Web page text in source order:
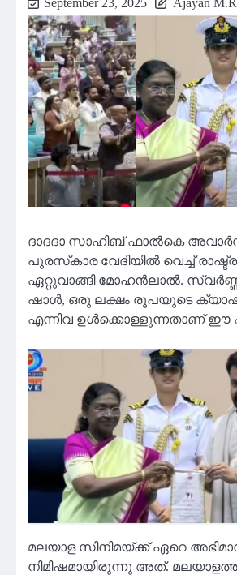
September 23, 2025 Ajayan M.R
ദാദദാ സാഹിബ് ഫാൽകെ
പുരസ്‌കാര വേദിയിൽ വെച്ച്
ഏറ്റുവാങ്ങി മോഹൻലാൽ. സ്വർണ്ണ
ഷാൾ, ഒരു ലക്ഷം രൂപയുടെ
എന്നിവ ഉൾക്കൊള്ളുന്നതാണ് ഈ
മലയാള സിനിമയ്ക്ക് ഏറെ
നിമിഷമായിരുന്നു അത്.